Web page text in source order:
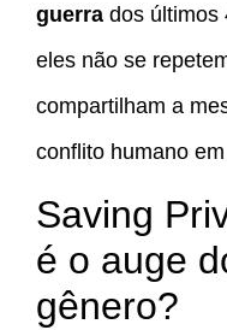
guerra dos últimos
eles não se
compartilham a
conflito humano
Saving
é o auge
gênero?